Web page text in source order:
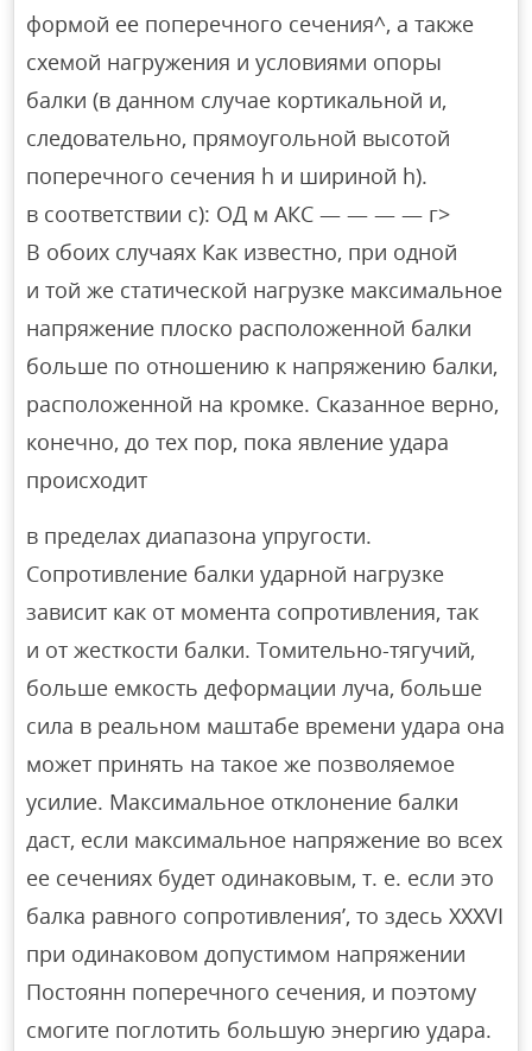
формой ее поперечного сечения^, а также
схемой нагружения и условиями опоры
балки (в данном случае кортикальной и,
следовательно, прямоугольной высотой
поперечного сечения h и шириной h).
в соответствии с): ОД м АКС — — — — г>
В обоих случаях Как известно, при одной
и той же статической нагрузке максимальное
напряжение плоско расположенной балки
больше по отношению к напряжению балки,
расположенной на кромке. Сказанное верно,
конечно, до тех пор, пока явление удара
происходит
в пределах диапазона упругости.
Сопротивление балки ударной нагрузке
зависит как от момента сопротивления, так
и от жесткости балки. Томительно-тягучий,
больше емкость деформации луча, больше
сила в реальном маштабе времени удара она
может принять на такое же позволяемое
усилие. Максимальное отклонение балки
даст, если максимальное напряжение во всех
ее сечениях будет одинаковым, т. е. если это
балка равного сопротивления’, то здесь XXXVI
при одинаковом допустимом напряжении
Постоянн поперечного сечения, и поэтому
смогите поглотить большую энергию удара.